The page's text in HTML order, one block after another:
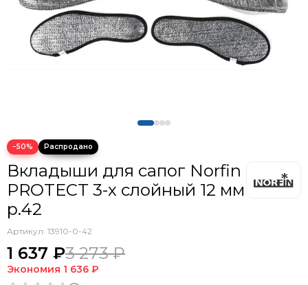
−50%
Вкладыши для сапог Norfin
PROTECT 3-х слойный 12 мм
р.42
Артикул: 13910-0-42
1 637 ₽3 273 ₽
Экономия 1 636 ₽